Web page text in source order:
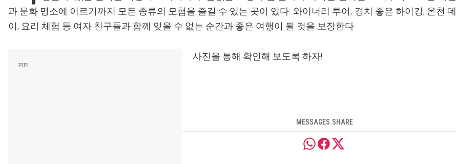
과 문화 명소에 이르기까지 모든 종류의 모험을 즐길 수 있는 곳이 있다. 와이너리 투어, 경치 좋은 하이킹, 온천 데
이, 요리 체험 등 여자 친구들과 함께 잊을 수 없는 순간과 좋은 여행이 될 것을 보장한다.
사진을 통해 확인해 보도록 하자!
MESSAGES.SHARE